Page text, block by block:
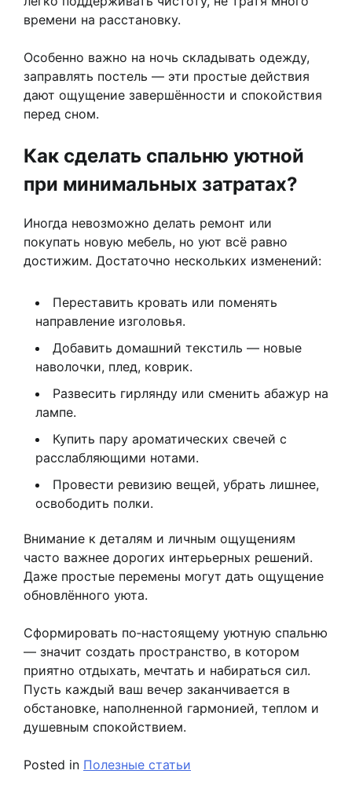
времени на расстановку.
Особенно важно на ночь складывать одежду,
заправлять постель — эти простые действия
дают ощущение завершённости и спокойствия
перед сном.
Как сделать спальню уютной
при минимальных затратах?
Иногда невозможно делать ремонт или
покупать новую мебель, но уют всё равно
достижим. Достаточно нескольких изменений:
Переставить кровать или поменять
направление изголовья.
Добавить домашний текстиль — новые
наволочки, плед, коврик.
Развесить гирлянду или сменить абажур на
лампе.
Купить пару ароматических свечей с
расслабляющими нотами.
Провести ревизию вещей, убрать лишнее,
освободить полки.
Внимание к деталям и личным ощущениям
часто важнее дорогих интерьерных решений.
Даже простые перемены могут дать ощущение
обновлённого уюта.
Сформировать по‑настоящему уютную спальню
— значит создать пространство, в котором
приятно отдыхать, мечтать и набираться сил.
Пусть каждый ваш вечер заканчивается в
обстановке, наполненной гармонией, теплом и
душевным спокойствием.
Posted in Полезные статьи